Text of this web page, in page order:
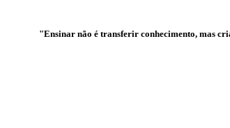
"Ensinar não é transferir conhecimento, mas